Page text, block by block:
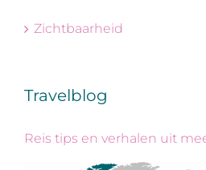
Zichtbaarheid
Travelblog
Reis tips en verhalen uit